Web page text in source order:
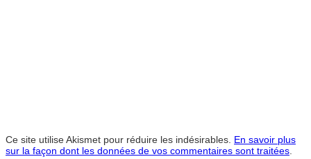
Ce site utilise Akismet pour réduire les indésirables. En savoir plus
sur la façon dont les données de vos commentaires sont traitées